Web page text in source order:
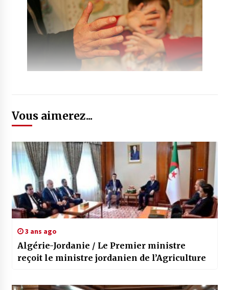
Vous aimerez...
3 ans ago
Algérie-Jordanie / Le Premier ministre
reçoit le ministre jordanien de l’Agriculture